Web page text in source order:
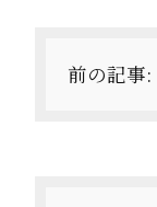
前の記事: